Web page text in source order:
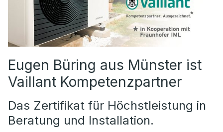
Eugen Büring aus Münster ist
Vaillant Kompetenzpartner
Das Zertifikat für Höchstleistung in
Beratung und Installation.